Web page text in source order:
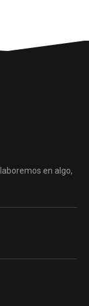
en algo,